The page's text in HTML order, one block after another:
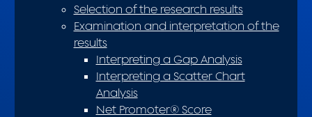
Selection of the research results
Examination and interpretation of the
results
Interpreting a Gap Analysis
Interpreting a Scatter Chart
Analysis
Net Promoter® Score